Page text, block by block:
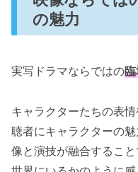
の魅力
実写ドラマならではの
キャラクターたちの表
聴者にキャラクターの
像と演技が融合するこ